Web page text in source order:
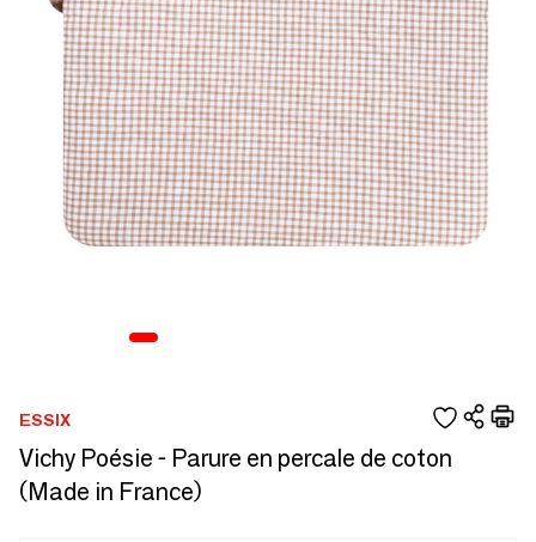
ESSIX
Vichy Poésie - Parure en percale de coton
(Made in France)